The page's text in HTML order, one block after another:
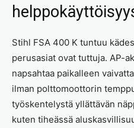
Stihl FSA 400 K tuntuu
perusasiat ovat tuttuja. AP-
napsahtaa paikalleen
ilman polttomoottorin
työskentelystä yllättävän
kuten tiheässä